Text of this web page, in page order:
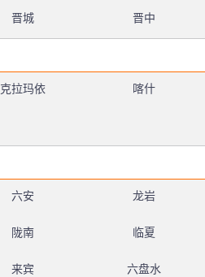
晋城 晋中
克拉玛依 喀什
六安 龙岩
陇南 临夏
来宾 六盘水